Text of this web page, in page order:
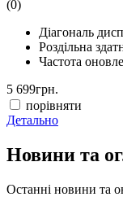
(0)
Діагональ
Роздільна
Частота
5 699грн.
порівняти
Детально
Новини та
Останні новини та